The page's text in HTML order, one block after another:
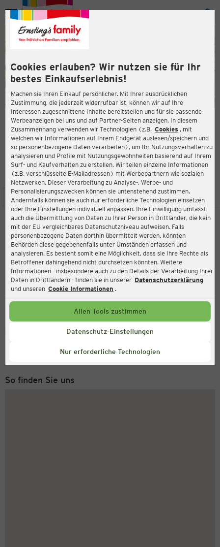
Cookies erlauben? Wir nutzen sie für Ihr
bestes Einkaufserlebnis!
Machen sie Ihren Einkauf persönlicher. Mit Ihrer ausdrücklichen
Zustimmung, die jederzeit widerrufbar ist, können wir auf Ihre
Interessen zugeschnittene Inhalte bereitstellen und für sie passende
Werbeanzeigen bei uns und auf Partner-Seiten anzeigen. In diesem
Zusammenhang verwenden wir Technologien (z.B. Cookies , mit
welchen wir Informationen auf Ihrem Endgerät auslesen/speichern und
so personenbezogene Daten verarbeiten), um Ihr Nutzungsverhalten zu
analysieren und Profile mit Nutzungsgewohnheiten basierend auf Ihrem
Surf- und Kaufverhalten zu erstellen. Wir teilen einzelne Informationen
(z.B. verschlüsselte E-Mailadressen) mit Werbepartnern wie sozialen
Netzwerken. Dieser Verarbeitung zu Analyse-, Werbe- und
Personalisierungszwecken können sie untenstehend zustimmen.
Andernfalls können sie auch nur erforderliche Technologien einsetzen
oder Ihre Einstellungen individuell anpassen. Ihre Einwilligung umfasst
auch die Übermittlung von Daten zu Ihrer Person in Drittländer, die kein
mit der EU vergleichbares Datenschutzniveau aufweisen. Falls
personenbezogene Daten dorthin übermittelt werden, könnten
Behörden diese gegebenenfalls unter Umständen erfassen und
analysieren. Es besteht somit eine Möglichkeit, dass sie Ihre Rechte als
Betroffener dahingehend nicht durchsetzen könnten. Weitere
Informationen - insbesondere auch zu den Details der Verarbeitung Ihrer
Daten in Drittländern - finden sie in unserer Datenschutzerklärung
und unseren Cookie Informationen .
Allen Tools zustimmen
Datenschutz-Einstellungen
Nur erforderliche Technologien
Menü
ERNSTING'S FAMILY FILIALE
Kirchenstraße 10a
27711 Osterholz-Scharmbeck
4,4
Bewertung:
STANDORT SERVICES SORTIMENT AKTIONEN
Ernsting's family
Kirchenstraße 10a, 27711 Osterholz-Scharmbeck
Aktuell:
Geöffnet
Service Hotline
Montag bis Freitag 8-18 Uhr
So finden Sie uns